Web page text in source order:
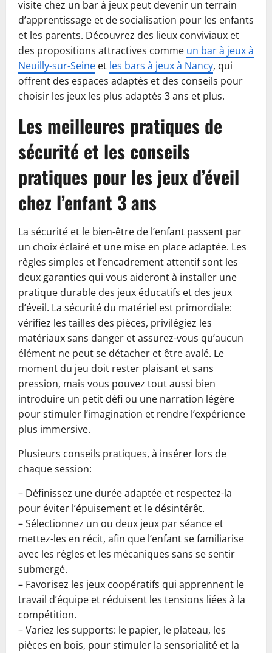
visite chez un bar à jeux peut devenir un terrain
d’apprentissage et de socialisation pour les enfants
et les parents. Découvrez des lieux conviviaux et
des propositions attractives comme un bar à jeux à
Neuilly-sur-Seine et les bars à jeux à Nancy, qui
offrent des espaces adaptés et des conseils pour
choisir les jeux les plus adaptés 3 ans et plus.
Les meilleures pratiques de
sécurité et les conseils
pratiques pour les jeux d’éveil
chez l’enfant 3 ans
La sécurité et le bien-être de l’enfant passent par
un choix éclairé et une mise en place adaptée. Les
règles simples et l’encadrement attentif sont les
deux garanties qui vous aideront à installer une
pratique durable des jeux éducatifs et des jeux
d’éveil. La sécurité du matériel est primordiale:
vérifiez les tailles des pièces, privilégiez les
matériaux sans danger et assurez-vous qu’aucun
élément ne peut se détacher et être avalé. Le
moment du jeu doit rester plaisant et sans
pression, mais vous pouvez tout aussi bien
introduire un petit défi ou une narration légère
pour stimuler l’imagination et rendre l’expérience
plus immersive.
Plusieurs conseils pratiques, à insérer lors de
chaque session:
– Définissez une durée adaptée et respectez-la
pour éviter l’épuisement et le désintérêt.
– Sélectionnez un ou deux jeux par séance et
mettez-les en récit, afin que l’enfant se familiarise
avec les règles et les mécaniques sans se sentir
submergé.
– Favorisez les jeux coopératifs qui apprennent le
travail d’équipe et réduisent les tensions liées à la
compétition.
– Variez les supports: le papier, le plateau, les
pièces en bois, pour stimuler la sensorialité et la